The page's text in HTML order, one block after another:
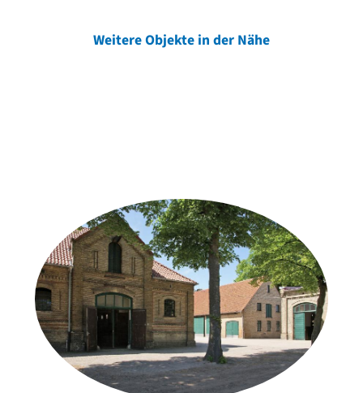
Weitere Objekte in der Nähe